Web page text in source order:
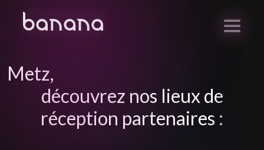
Metz,
découvrez nos lieux de
réception partenaires :